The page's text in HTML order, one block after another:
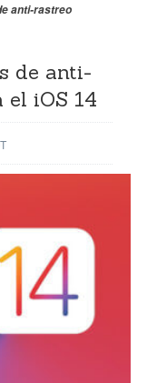
anti-rastreo
de anti-
iOS 14